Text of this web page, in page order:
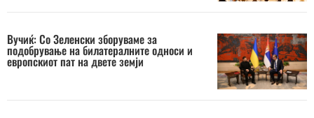
Вучиќ: Со Зеленски зборуваме за
подобрување на билатералните односи и
европскиот пат на двете земји